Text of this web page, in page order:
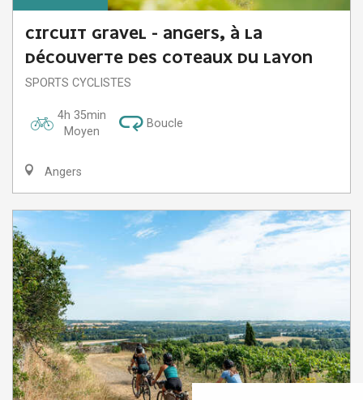
CIRCUIT GRAVEL - ANGERS, À LA
DÉCOUVERTE DES COTEAUX DU LAYON
SPORTS CYCLISTES
4h 35min
Moyen
Boucle
Angers